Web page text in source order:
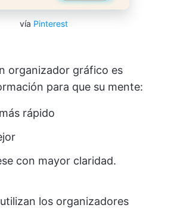
vía Pinterest
organizador gráfico es
para que su mente:
rápido
con mayor claridad.
los organizadores